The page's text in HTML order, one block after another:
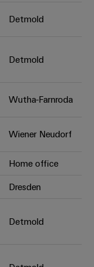
Karriere auf
neues
Distribution
Detmold
Detmold
Wutha-Farnroda
Wiener Neudorf
Home office
Dresden
Detmold